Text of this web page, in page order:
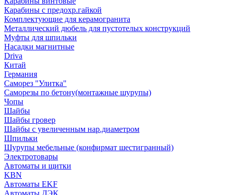
Карабины с предохр.гайкой
Комплектующие для керамогранита
Металлический дюбель для пустотелых конструкций
Муфты для шпильки
Насадки магнитные
Driva
Китай
Германия
Саморез "Улитка"
Саморезы по бетону(монтажные шурупы)
Чопы
Шайбы
Шайбы гровер
Шайбы с увеличенным нар.диаметром
Шпильки
Шурупы мебельные (конфирмат шестигранный)
Электротовары
Автоматы и щитки
KBN
Автоматы EKF
Автоматы ДЭК